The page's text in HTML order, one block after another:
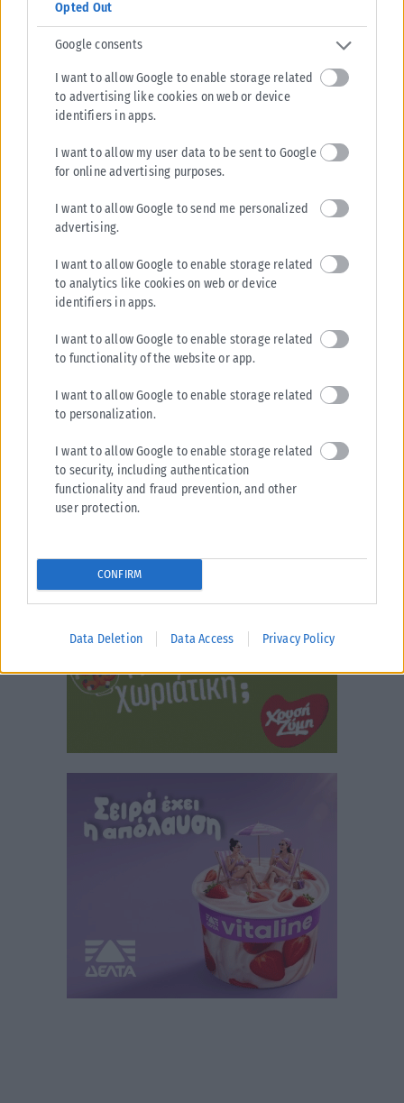
Opted Out
Google consents
I want to allow Google to enable storage related
to advertising like cookies on web or device
identifiers in apps.
I want to allow my user data to be sent to Google
for online advertising purposes.
I want to allow Google to send me personalized
advertising.
I want to allow Google to enable storage related
to analytics like cookies on web or device
identifiers in apps.
I want to allow Google to enable storage related
to functionality of the website or app.
I want to allow Google to enable storage related
to personalization.
I want to allow Google to enable storage related
to security, including authentication
functionality and fraud prevention, and other
user protection.
CONFIRM
Data Deletion Data Access Privacy Policy
Σε εξέλιξη βρίσκονται οι διαδικασίες κρατικής αρωγής για τις περιοχές
που επλήγησαν από τις πρόσφατες πυρκαγιές, με τις αρμόδιες αρχές...